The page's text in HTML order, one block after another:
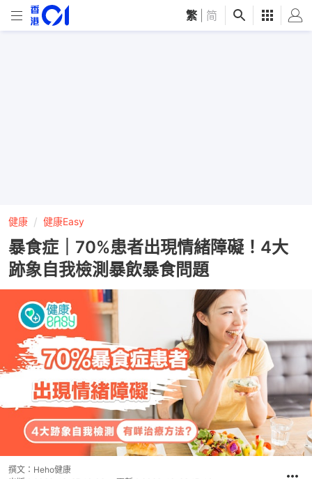
繁 简
健康 健康Easy
暴食症｜70%患者出現情緒障礙！4大
跡象自我檢測暴飲暴食問題
撰文： Heho健康